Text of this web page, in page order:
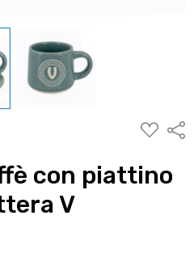
ALLA
con piattino
V